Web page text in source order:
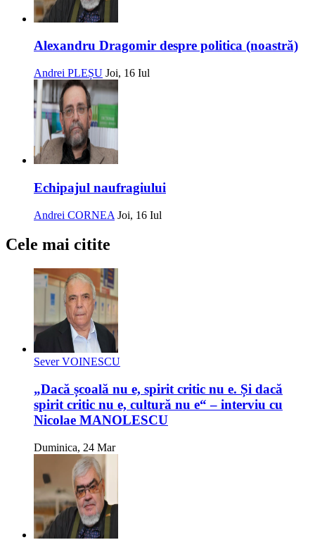
Alexandru Dragomir despre politica (noastră)
Andrei PLEȘU Joi, 16 Iul
Echipajul naufragiului
Andrei CORNEA Joi, 16 Iul
Cele mai citite
Sever VOINESCU
„Dacă școală nu e, spirit critic nu e. Și dacă
spirit critic nu e, cultură nu e“ – interviu cu
Nicolae MANOLESCU
Duminica, 24 Mar